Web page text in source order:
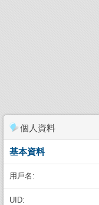
個人資料
基本資料
用戶名:
UID: